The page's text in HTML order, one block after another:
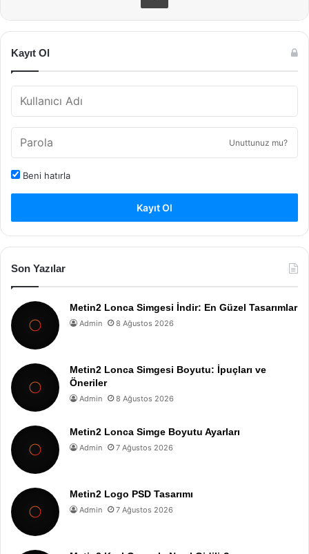
Kayıt Ol
Unuttunuz mu?
Beni hatırla
Kayıt Ol
Son Yazılar
Metin2 Lonca Simgesi İndir: En Güzel Tasarımlar
Admin 8 Ağustos 2026
Metin2 Lonca Simgesi Boyutu: İpuçları ve
Öneriler
Admin 8 Ağustos 2026
Metin2 Lonca Simge Boyutu Ayarları
Admin 7 Ağustos 2026
Metin2 Logo PSD Tasarımı
Admin 7 Ağustos 2026